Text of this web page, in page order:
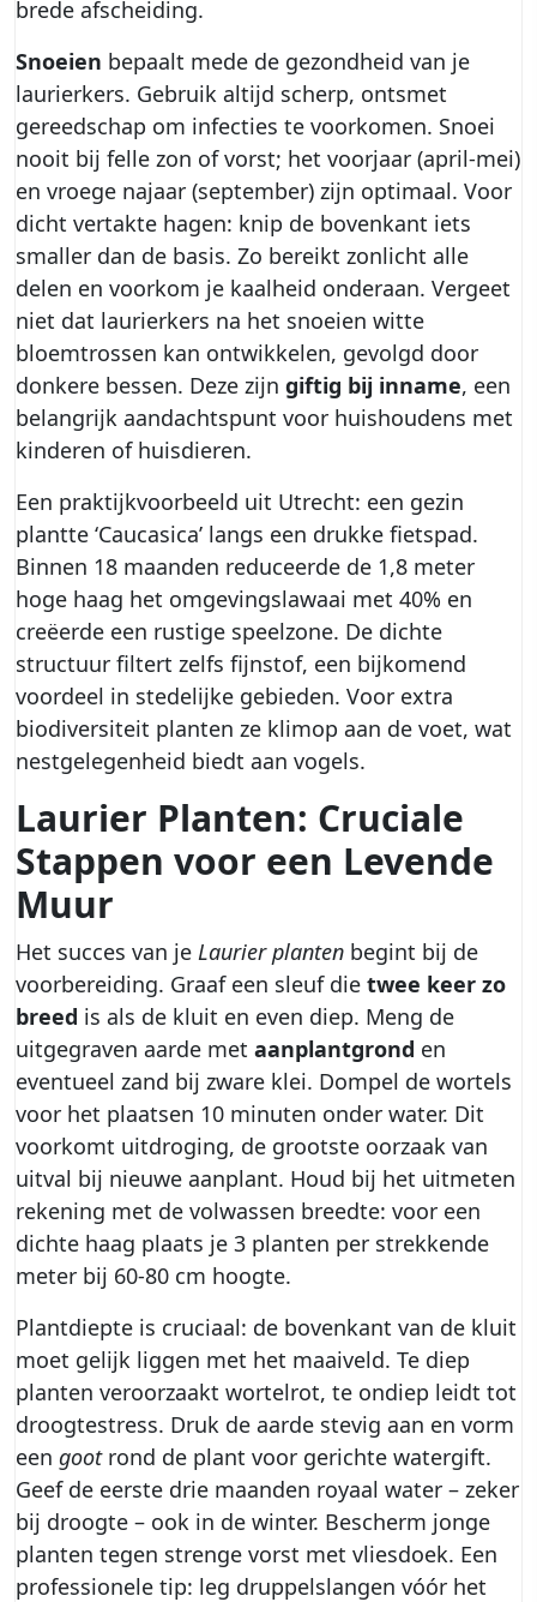
brede afscheiding.
Snoeien bepaalt mede de gezondheid van je
laurierkers. Gebruik altijd scherp, ontsmet
gereedschap om infecties te voorkomen. Snoei
nooit bij felle zon of vorst; het voorjaar (april-mei)
en vroege najaar (september) zijn optimaal. Voor
dicht vertakte hagen: knip de bovenkant iets
smaller dan de basis. Zo bereikt zonlicht alle
delen en voorkom je kaalheid onderaan. Vergeet
niet dat laurierkers na het snoeien witte
bloemtrossen kan ontwikkelen, gevolgd door
donkere bessen. Deze zijn giftig bij inname, een
belangrijk aandachtspunt voor huishoudens met
kinderen of huisdieren.
Een praktijkvoorbeeld uit Utrecht: een gezin
plantte ‘Caucasica’ langs een drukke fietspad.
Binnen 18 maanden reduceerde de 1,8 meter
hoge haag het omgevingslawaai met 40% en
creëerde een rustige speelzone. De dichte
structuur filtert zelfs fijnstof, een bijkomend
voordeel in stedelijke gebieden. Voor extra
biodiversiteit planten ze klimop aan de voet, wat
nestgelegenheid biedt aan vogels.
Laurier Planten: Cruciale
Stappen voor een Levende
Muur
Het succes van je Laurier planten begint bij de
voorbereiding. Graaf een sleuf die twee keer zo
breed is als de kluit en even diep. Meng de
uitgegraven aarde met aanplantgrond en
eventueel zand bij zware klei. Dompel de wortels
voor het plaatsen 10 minuten onder water. Dit
voorkomt uitdroging, de grootste oorzaak van
uitval bij nieuwe aanplant. Houd bij het uitmeten
rekening met de volwassen breedte: voor een
dichte haag plaats je 3 planten per strekkende
meter bij 60-80 cm hoogte.
Plantdiepte is cruciaal: de bovenkant van de kluit
moet gelijk liggen met het maaiveld. Te diep
planten veroorzaakt wortelrot, te ondiep leidt tot
droogtestress. Druk de aarde stevig aan en vorm
een gootrond de plant voor gerichte watergift.
Geef de eerste drie maanden royaal water – zeker
bij droogte – ook in de winter. Bescherm jonge
planten tegen strenge vorst met vliesdoek. Een
professionele tip: leg druppelslangen vóór het